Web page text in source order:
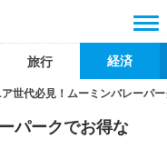
旅行 経済
ア世代必見！ムーミンバレーパ
パークでお得な